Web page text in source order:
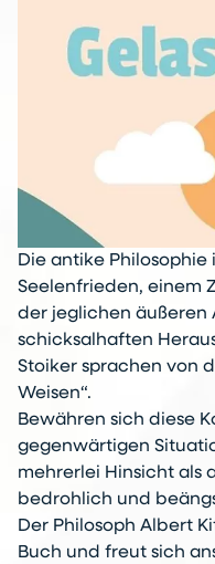
Die antike
Seelenfrieden, einem
der jeglichen äußeren
schicksalhaften
Stoiker sprachen von
Weisen“.
Bewähren sich diese
gegenwärtigen
mehrerlei Hinsicht als
bedrohlich und
Der Philosoph Albert
Buch und freut sich